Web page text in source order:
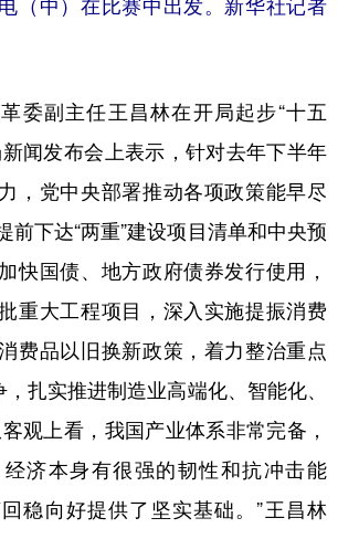
（中）在比赛中出发。新华社记者
副主任王昌林在开局起步“十五
闻发布会上表示，针对去年下半年
，党中央部署推动各项政策能早尽
前下达“两重”建设项目清单和中央预
快国债、地方政府债券发行使用，
重大工程项目，深入实施提振消费
费品以旧换新政策，着力整治重点
扎实推进制造业高端化、智能化、
观上看，我国产业体系非常完备，
济本身有很强的韧性和抗冲击能
稳向好提供了坚实基础。”王昌林